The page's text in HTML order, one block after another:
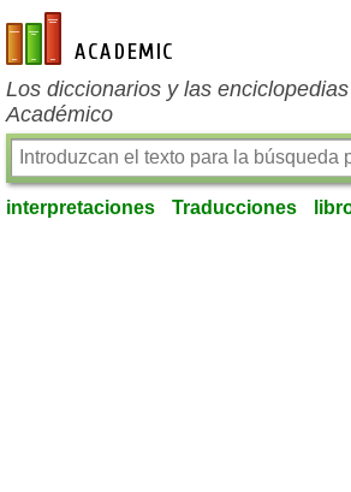
es-academic.com
Los diccionarios y las
Académico
interpretaciones Traducciones